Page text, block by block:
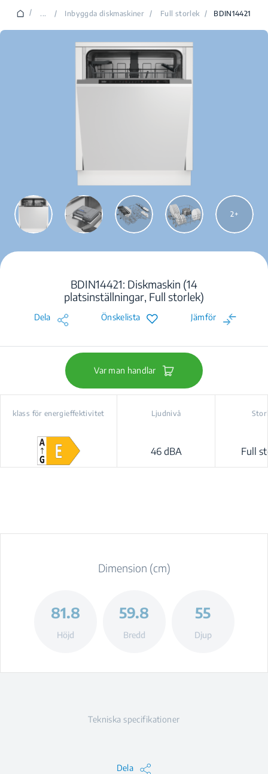
/ ... / Inbyggda diskmaskiner / Full storlek / BDIN14421
2
BDIN14421: Diskmaskin (14
platsinställningar, Full storlek)
Dela Önskelista Jämför
Var man handlar
klass för energieffektivitet Ljudnivå
46 dBA Full
Dimension (cm)
81.8
Höjd
59.8
Bredd
55
Djup
Tekniska specifikationer
Dela